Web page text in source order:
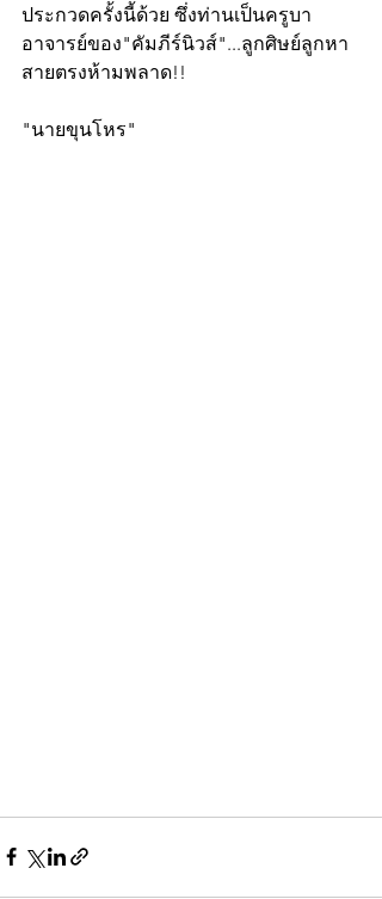
ประกวดครั้งนี้ด้วย ซึ่งท่านเป็นครูบา
อาจารย์ของ"คัมภีร์นิวส์"...ลูกศิษย์ลูกหา
สายตรงห้ามพลาด!!
"นายขุนโหร"